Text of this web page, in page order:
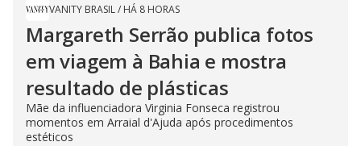
VANITY BRASIL/ HÁ 8 HORAS
Margareth Serrão publica fotos
em viagem à Bahia e mostra
resultado de plásticas
Mãe da influenciadora Virginia Fonseca registrou
momentos em Arraial d'Ajuda após procedimentos
estéticos